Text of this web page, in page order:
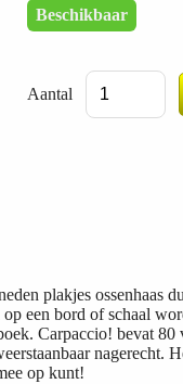
Beschikbaar
Aantal
plakjes ossenhaas
een bord of schaal
Carpaccio! bevat
nagerecht.
op kunt!